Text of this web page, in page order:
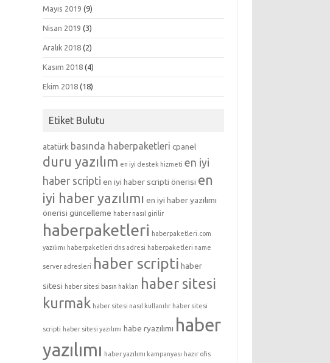
Mayıs 2019 (9)
Nisan 2019 (3)
Aralık 2018 (2)
Kasım 2018 (4)
Ekim 2018 (18)
Etiket Bulutu
atatürk basında haberpaketleri cpanel
duru yazılım en iyi destek hizmeti en iyi
haber scripti en iyi haber scripti önerisi en
iyi haber yazılımı en iyi haber yazılımı
önerisi güncelleme haber nasıl girilir
haberpaketleri haberpaketleri.com
yazılımı haberpaketleri dns adresi haberpaketleri name
server adresleri haber scripti haber
sitesi haber sitesi basın hakları haber sitesi
kurmak haber sitesi nasıl kullanılır haber sitesi
scripti haber sitesi yazılımı habe ryazılımı haber
yazılımı haber yazılımı kampanyası hazır ofis